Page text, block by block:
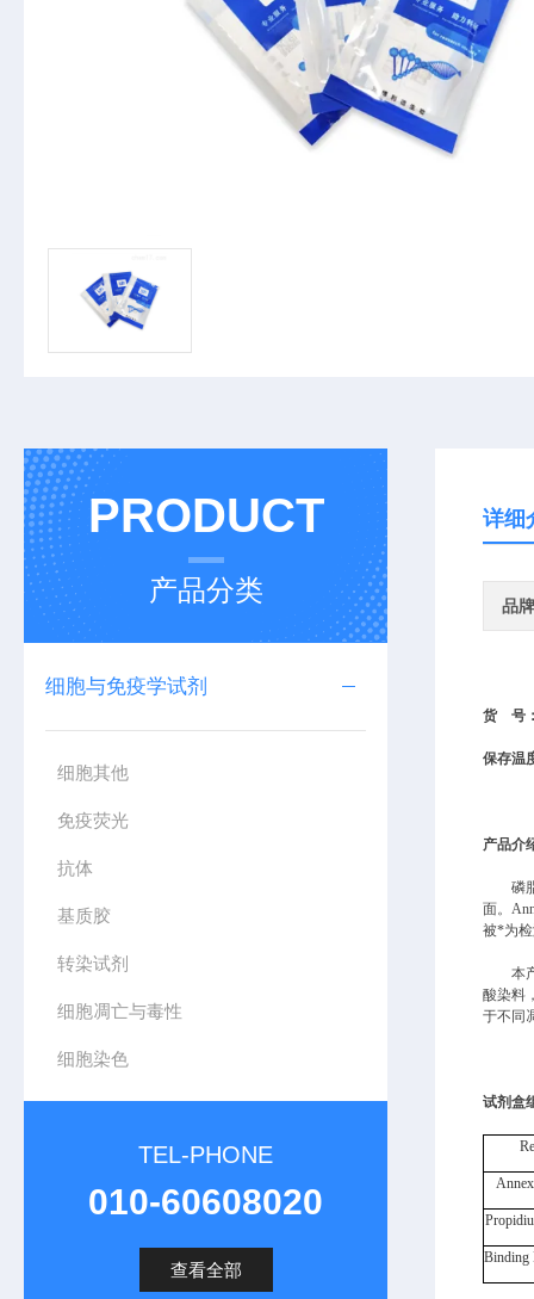
PRODUCT
产品分类
细胞与免疫学试剂
细胞其他
免疫荧光
抗体
基质胶
转染试剂
细胞凋亡与毒性
细胞染色
TEL-PHONE
010-60608020
查看全部
详细
品牌
货 号
保存温
产品介
磷
面。
被*为
本
酸染料
于不同
试剂盒
Binding